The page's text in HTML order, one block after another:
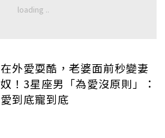
在外愛耍酷，老婆面前秒變妻
奴！3星座男「為愛沒原則」：
愛到底寵到底